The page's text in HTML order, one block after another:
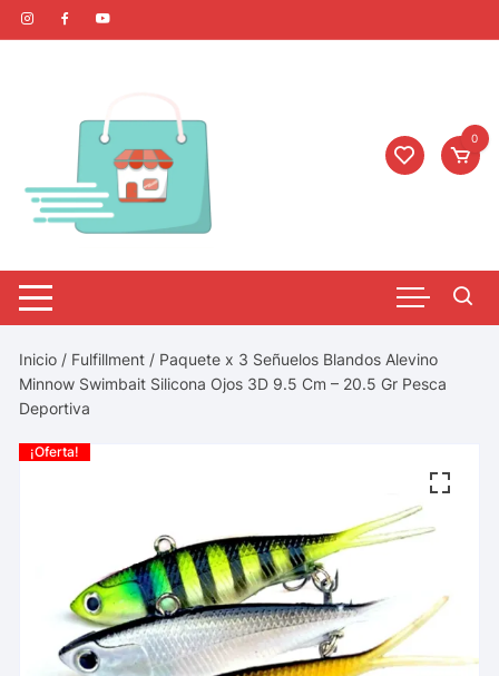
0
Inicio / Fulfillment / Paquete x 3 Señuelos Blandos Alevino
Minnow Swimbait Silicona Ojos 3D 9.5 Cm – 20.5 Gr Pesca
Deportiva
¡Oferta!